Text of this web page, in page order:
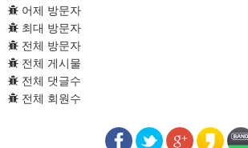
어제 방문자
최대 방문자
전체 방문자
전체 게시물
전체 댓글수
전체 회원수